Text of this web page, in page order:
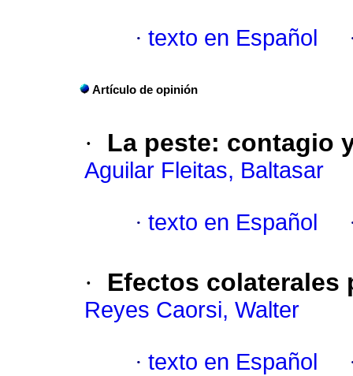
· texto en Español
Artículo de opinión
· La peste: contagio
Aguilar Fleitas, Baltasar
· texto en Español
· Efectos colaterales
Reyes Caorsi, Walter
· texto en Español